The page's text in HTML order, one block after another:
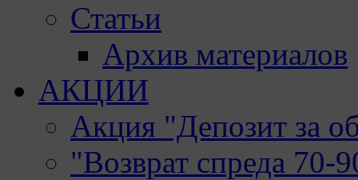
Статьи
Архив материалов
АКЦИИ
Акция "Депозит за
"Возврат спреда 70-